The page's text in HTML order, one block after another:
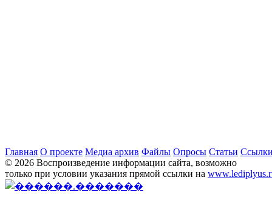
Главная О проекте Медиа архив Файлы Опросы Статьи
© 2026 Воспроизведение информации сайта, возможно
только при условии указания прямой ссылки на